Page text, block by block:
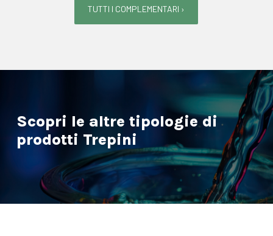
TUTTI I COMPLEMENTARI ›
Scopri le altre tipologie di
prodotti Trepini